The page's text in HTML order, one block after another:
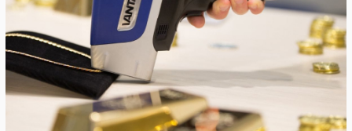
денежные
моментально
09:30 до 20:30